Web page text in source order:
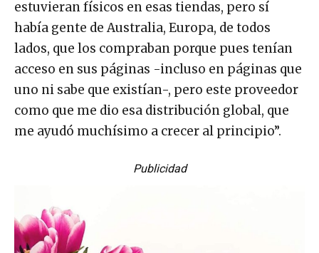
estuvieran físicos en esas tiendas, pero sí
había gente de Australia, Europa, de todos
lados, que los compraban porque pues tenían
acceso en sus páginas -incluso en páginas que
uno ni sabe que existían-, pero este proveedor
como que me dio esa distribución global, que
me ayudó muchísimo a crecer al principio”.
Publicidad